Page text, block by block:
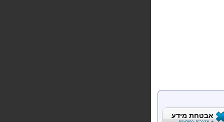
אבטחת מידע